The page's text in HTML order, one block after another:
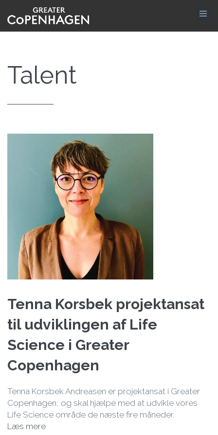
hovedindhold
Talent
Tenna Korsbek projektansat
til udviklingen af Life
Science i Greater
Copenhagen
Tenna Korsbek Andreasen er projektansat i Greater
Copenhagen, og skal hjælpe med at udvikle vores
Life Science område de næste fire måneder.
Læs mere